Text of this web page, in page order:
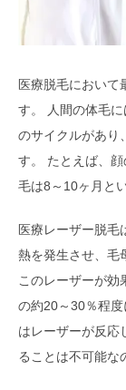
医療脱毛において
す。 人間の体毛
のサイクルがあり
す。 たとえば、
毛は8～10ヶ月と
医療レーザー脱毛
熱を発生させ、毛
このレーザーが効
の約20～30％程
はレーザーが反応
ることは不可能な